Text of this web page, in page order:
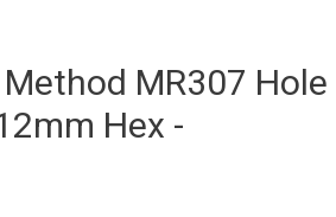
MR307 Hole
Hex -